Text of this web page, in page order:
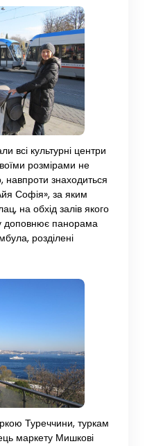
всі культурні центри
розмірами не
навпроти знаходиться
Софія», за яким
на обхід залів якого
доповнює панорама
розділені
Туреччини, туркам
маркету Мишкові